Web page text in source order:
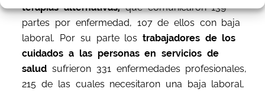
terapias alternativas,que comunicaron 139
partes por enfermedad, 107 de ellos con baja
laboral. Por su parte los trabajadores de los
cuidados a las personas en servicios de
salud sufrieron 331 enfermedades profesionales,
215 de las cuales necesitaron una baja laboral,